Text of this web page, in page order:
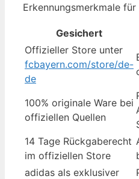
Erkennungsmerkmale
Gesichert
Offizieller Store unter
fcbayern.com/store/de-
de
100% originale Ware bei
offiziellen Quellen
14 Tage Rückgaberecht
im offiziellen Store
adidas als exklusiver